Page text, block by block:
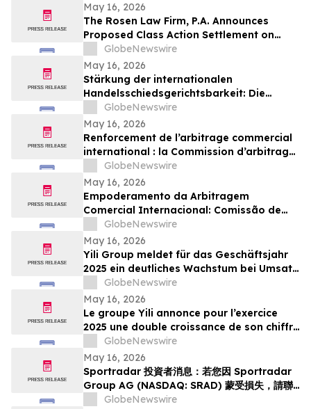
May 16, 2026
The Rosen Law Firm, P.A. Announces
Proposed Class Action Settlement on
Behalf of Purchasers of Sun Communities,
Inc. Publicly-Traded Common Stock - SUI
GlobeNewswire
May 16, 2026
Stärkung der internationalen
Handelsschiedsgerichtsbarkeit: Die
Schiedsgerichtskommission von
Guangzhou ruft weltweit zur Bewerbung
für ihr Schiedsrichtergremium auf
GlobeNewswire
May 16, 2026
Renforcement de l’arbitrage commercial
international : la Commission d’arbitrage
de Guangzhou lance un appel à
candidatures international pour son
panel d’arbitres
GlobeNewswire
May 16, 2026
Empoderamento da Arbitragem
Comercial Internacional: Comissão de
Arbitragem de Guangzhou Abre
Inscrições Globais para Painel de
Árbitros
GlobeNewswire
May 16, 2026
Yili Group meldet für das Geschäftsjahr
2025 ein deutliches Wachstum bei Umsatz
und Gewinn; seit dem Börsengang vor 30
Jahren ist der Umsatz um das 500-Fache
gestiegen
GlobeNewswire
May 16, 2026
Le groupe Yili annonce pour l’exercice
2025 une double croissance de son chiffre
d’affaires et de ses bénéfices, marquant
ainsi une multiplication par 500 de son
chiffre d’affaires en 30 ans depuis son
introduction en bourse
GlobeNewswire
May 16, 2026
Sportradar 投資者消息：若您因 Sportradar
Group AG (NASDAQ: SRAD) 蒙受損失，請聯
絡 Rosen Law Firm 了解您的權益
GlobeNewswire